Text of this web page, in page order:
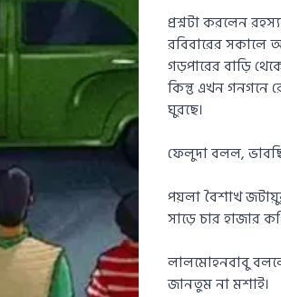
প্রশ্নটা করলেন
রবিবারের সকালে
গড়পারের বাড়ি
কিন্তু এখন গনগনে
ঘুরছে।
ফেলুদা বলল,
পয়লা বৈশাখ
সাড়ে চার হাজার
লালমোহনবাবু
জানতুম না মশাই।